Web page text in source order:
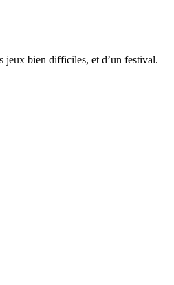
jeux bien difficiles, et d’un festival.